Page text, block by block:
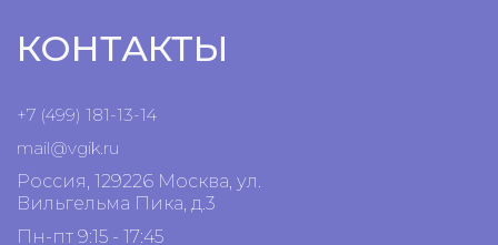
КОНТАКТЫ
+7 (499) 181-13-14
mail@vgik.ru
Россия, 129226 Москва, ул.
Вильгельма Пика, д.3
Пн-пт 9:15 - 17:45